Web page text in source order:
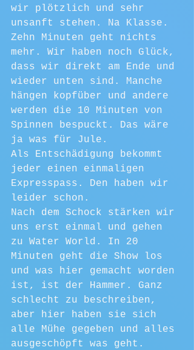
wir plötzlich und sehr
unsanft stehen. Na Klasse.
Zehn Minuten geht nichts
mehr. Wir haben noch Glück,
dass wir direkt am Ende und
wieder unten sind. Manche
hängen kopfüber und andere
werden die 10 Minuten von
Spinnen bespuckt. Das wäre
ja was für Jule.
Als Entschädigung bekommt
jeder einen einmaligen
Expresspass. Den haben wir
leider schon.
Nach dem Schock stärken wir
uns erst einmal und gehen
zu Water World. In 20
Minuten geht die Show los
und was hier gemacht worden
ist, ist der Hammer. Ganz
schlecht zu beschreiben,
aber hier haben sie sich
alle Mühe gegeben und alles
ausgeschöpft was geht.